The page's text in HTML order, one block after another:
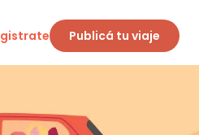
Publicá tu viaje